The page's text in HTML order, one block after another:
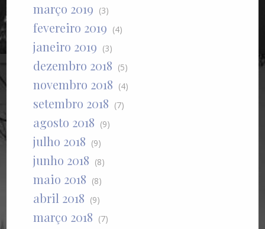
março 2019 (3)
fevereiro 2019 (4)
janeiro 2019 (3)
dezembro 2018 (5)
novembro 2018 (4)
setembro 2018 (7)
agosto 2018 (9)
julho 2018 (9)
junho 2018 (8)
maio 2018 (8)
abril 2018 (9)
março 2018 (7)